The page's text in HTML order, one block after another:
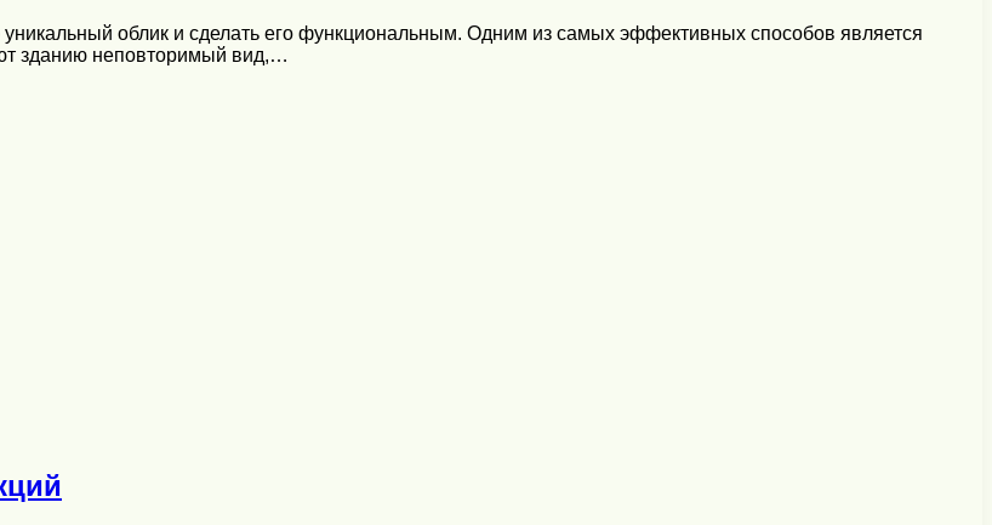
облик и сделать его функциональным. Одним из самых эффективных способов является
зданию неповторимый вид,…